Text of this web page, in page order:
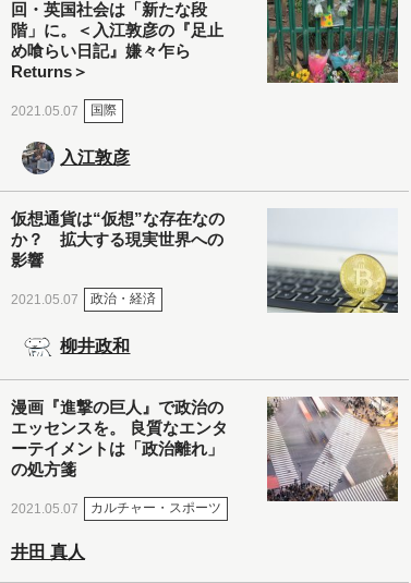
回・英国社会は「新たな段
階」に。＜入江敦彦の『足止
め喰らい日記』嫌々乍ら
Returns＞
2021.05.07 国際
入江敦彦
仮想通貨は“仮想”な存在なの
か？ 拡大する現実世界への
影響
2021.05.07 政治・経済
柳井政和
漫画『進撃の巨人』で政治の
エッセンスを。 良質なエンタ
ーテイメントは「政治離れ」
の処方箋
2021.05.07 カルチャー・スポーツ
井田 真人